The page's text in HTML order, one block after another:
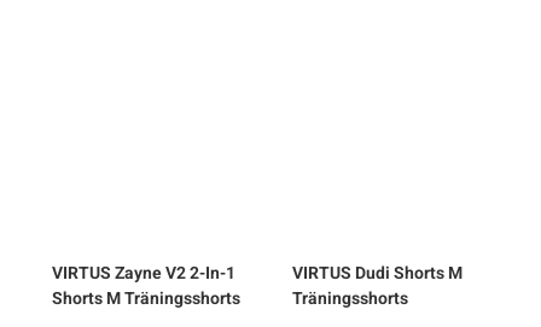
VIRTUSZayne V2 2-In-1
Shorts M Träningsshorts
VIRTUS Dudi Shorts M
Träningsshorts